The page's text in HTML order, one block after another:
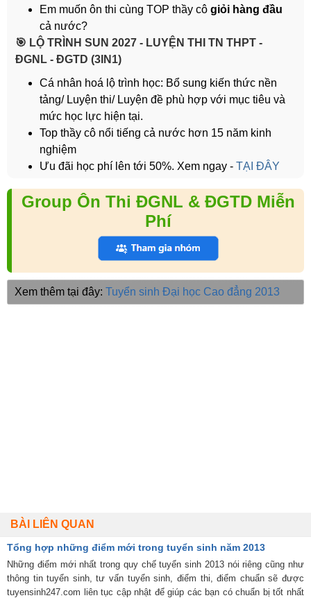
Em muốn ôn thi cùng TOP thầy cô giỏi hàng đầu
cả nước?
️🎯 LỘ TRÌNH SUN 2027 - LUYỆN THI TN THPT -
ĐGNL - ĐGTD (3IN1)
Cá nhân hoá lộ trình học: Bổ sung kiến thức nền
tảng/ Luyện thi/ Luyện đề phù hợp với mục tiêu và
mức học lực hiện tại.
Top thầy cô nổi tiếng cả nước hơn 15 năm kinh
nghiệm
Ưu đãi học phí lên tới 50%. Xem ngay - TẠI ĐÂY
Group Ôn Thi ĐGNL & ĐGTD Miễn
Phí
Xem thêm tại đây: Tuyển sinh Đại học Cao đẳng 2013
BÀI LIÊN QUAN
Tổng hợp những điểm mới trong tuyển sinh năm 2013
Những điểm mới nhất trong quy chế tuyển sinh 2013 nói riêng cũng như
thông tin tuyển sinh, tư vấn tuyển sinh, điểm thi, điểm chuẩn sẽ được
tuyensinh247.com liên tục cập nhật để giúp các bạn có chuẩn bị tốt nhất